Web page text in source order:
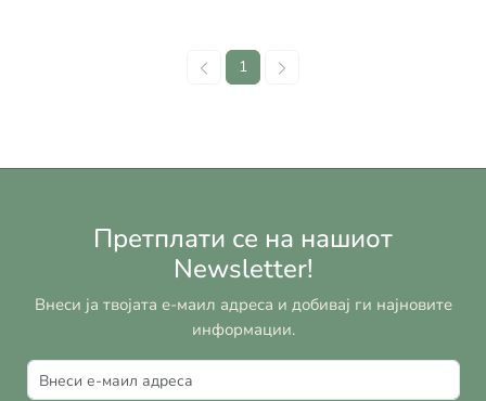
1
Претплати се на нашиот
Newsletter!
Внеси ја твојата е-маил адреса и добивај ги најновите
информации.